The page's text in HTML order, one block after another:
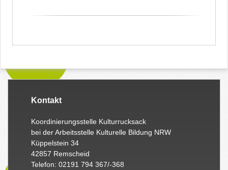
Kontakt
Koordinierungsstelle Kulturrucksack
bei der Arbeitsstelle Kulturelle Bildung NRW
Küppelstein 34
42857 Remscheid
Telefon: 02191 794 367/-368